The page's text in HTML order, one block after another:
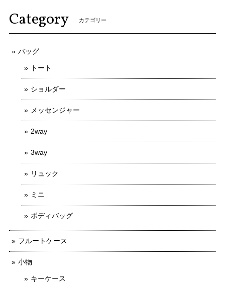
Category カテゴリー
バッグ
トート
ショルダー
メッセンジャー
2way
3way
リュック
ミニ
ボディバッグ
フルートケース
小物
キーケース